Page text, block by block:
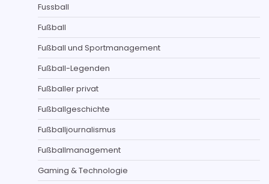
Fussball
Fußball
Fußball und Sportmanagement
Fußball-Legenden
Fußballer privat
Fußballgeschichte
Fußballjournalismus
Fußballmanagement
Gaming & Technologie